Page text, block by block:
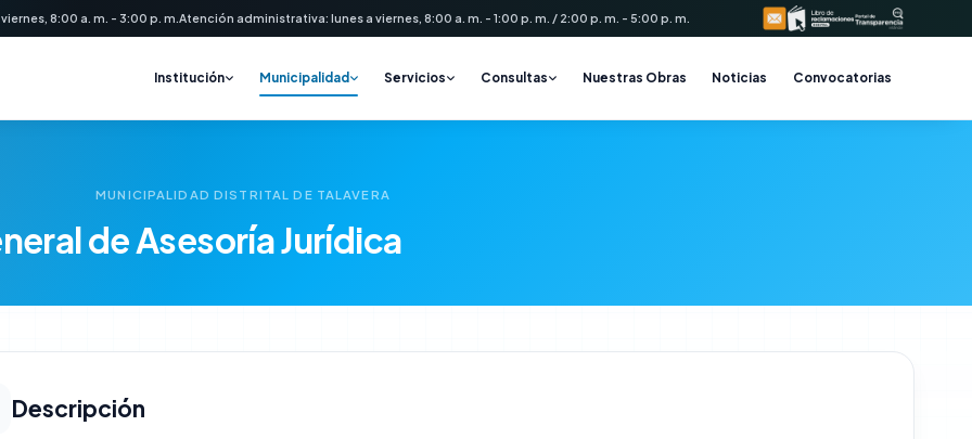
8:00 a. m. - 3:00 p. m.Atención administrativa: lunes a viernes, 8:00 a. m. - 1:00 p. m. / 2:00 p. m. - 5:00 p. m.
Institución Municipalidad Servicios Consultas Nuestras Obras Noticias Convocatorias
MUNICIPALIDAD DISTRITAL DE TALAVERA
de Asesoría Jurídica
Descripción